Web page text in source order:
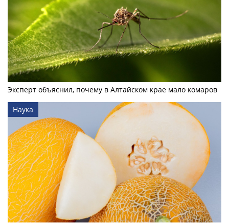
Эксперт объяснил, почему в Алтайском крае мало комаров
Наука